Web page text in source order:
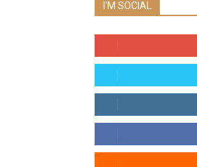
I'M SOCIAL